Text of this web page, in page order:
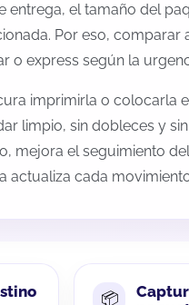
entrega, el tamaño del
Por eso, comparar
o express según la
imprimirla o colocarla
limpio, sin dobleces y
mejora el seguimiento
actualiza cada